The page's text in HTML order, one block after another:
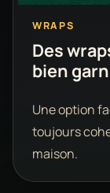
WRAPS
Des
bien
Une option
toujours
maison.